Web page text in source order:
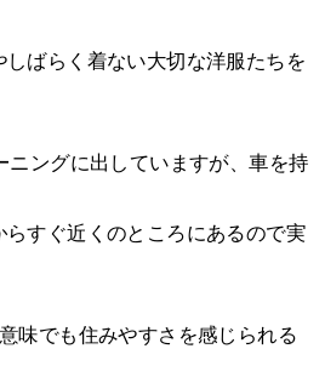
ばらく着ない大切な洋服たちを
ングに出していますが、車を持
すぐ近くのところにあるので実
味でも住みやすさを感じられる